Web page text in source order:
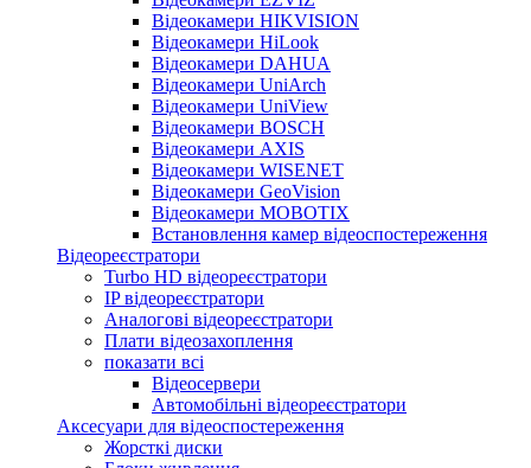
Відеокамери HIKVISION
Відеокамери HiLook
Відеокамери DAHUA
Відеокамери UniArch
Відеокамери UniView
Відеокамери BOSCH
Відеокамери AXIS
Відеокамери WISENET
Відеокамери GeoVision
Відеокамери MOBOTIX
Встановлення камер відеоспостереження
Відеореєстратори
Turbo HD відеореєстратори
IP відеореєстратори
Аналогові відеореєстратори
Плати відеозахоплення
показати всі
Відеосервери
Автомобільні відеореєстратори
Аксесуари для відеоспостереження
Жорсткі диски